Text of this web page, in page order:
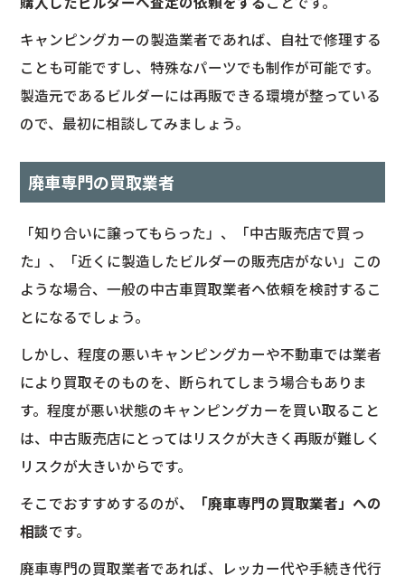
キャンピングカーの製造業者であれば、自社で修理する
ことも可能ですし、特殊なパーツでも制作が可能です。
製造元であるビルダーには再販できる環境が整っている
ので、最初に相談してみましょう。
廃車専門の買取業者
「知り合いに譲ってもらった」、「中古販売店で買っ
た」、「近くに製造したビルダーの販売店がない」この
ような場合、一般の中古車買取業者へ依頼を検討するこ
とになるでしょう。
しかし、程度の悪いキャンピングカーや不動車では業者
により買取そのものを、断られてしまう場合もありま
す。程度が悪い状態のキャンピングカーを買い取ること
は、中古販売店にとってはリスクが大きく再販が難しく
リスクが大きいからです。
そこでおすすめするのが、「廃車専門の買取業者」への
相談です。
廃車専門の買取業者であれば、レッカー代や手続き代行